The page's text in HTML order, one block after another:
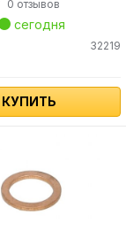
0 отзывов
сегодня
32219
КУПИТЬ